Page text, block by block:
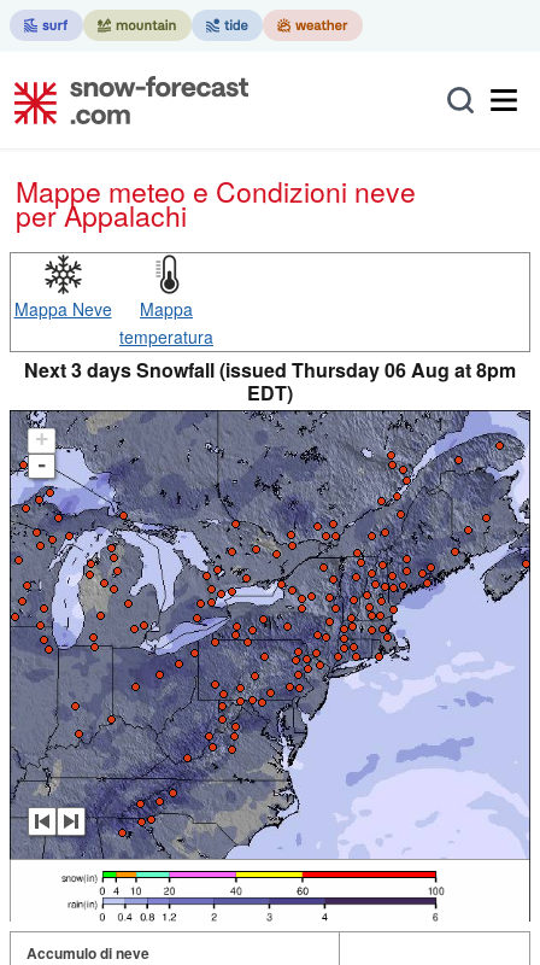
Mappe meteo e Condizioni neve
per Appalachi
Mappa Neve
Mappa
temperatura
Next 3 days Snowfall (issued Thursday 06 Aug at 8pm
EDT)
+
-
Accumulo di neve